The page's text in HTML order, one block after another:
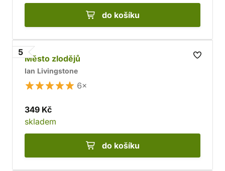
do košíku
5
Město zlodějů
Ian Livingstone
6×
349 Kč
skladem
do košíku